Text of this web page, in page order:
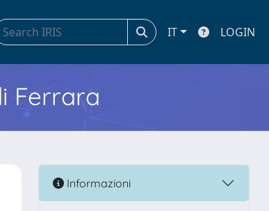
IT LOGIN
Ferrara
Informazioni